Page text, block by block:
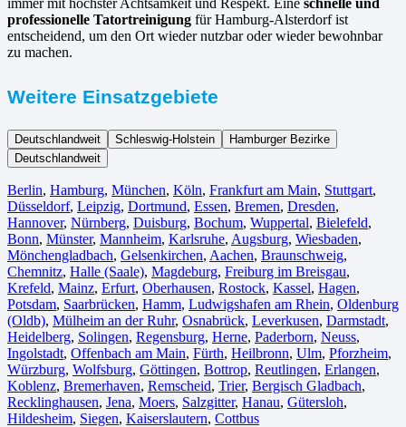
immer mit höchster Achtsamkeit und Respekt. Eine schnelle und
professionelle Tatortreinigung für Hamburg-Alsterdorf ist
entscheidend, um den Ort wieder nutzbar oder wieder bewohnbar
zu machen.
Weitere Einsatzgebiete
Deutschlandweit Schleswig-Holstein
Hamburger Bezirke
Deutschlandweit
Berlin⁠, Hamburg, München, Köln⁠, Frankfurt am Main, Stuttgart,
Düsseldorf, Leipzig, Dortmund, Essen, Bremen, Dresden,
Hannover, Nürnberg, Duisburg⁠, Bochum, Wuppertal⁠, Bielefeld⁠,
Bonn⁠, Münster⁠, Mannheim, Karlsruhe, Augsburg, Wiesbaden⁠,
Mönchengladbach⁠, Gelsenkirchen⁠, Aachen⁠, Braunschweig,
Chemnitz⁠, Halle (Saale)⁠, Magdeburg, Freiburg im Breisgau⁠,
Krefeld⁠, Mainz⁠, Erfurt, Oberhausen⁠, Rostock⁠, Kassel⁠, Hagen,
Potsdam, Saarbrücken⁠, Hamm, Ludwigshafen am Rhein⁠, Oldenburg
(Oldb), Mülheim an der Ruhr, Osnabrück⁠, Leverkusen, Darmstadt⁠,
Heidelberg, Solingen, Regensburg, Herne⁠, Paderborn, Neuss,
Ingolstadt, Offenbach am Main, Fürth⁠, Heilbronn, Ulm⁠, Pforzheim,
Würzburg, Wolfsburg⁠, Göttingen, Bottrop, Reutlingen, Erlangen⁠,
Koblenz, Bremerhaven⁠, Remscheid, Trier⁠, Bergisch Gladbach,
Recklinghausen, Jena⁠, Moers⁠, Salzgitter⁠, Hanau, Gütersloh,
Hildesheim⁠, Siegen⁠, Kaiserslautern⁠, Cottbus⁠